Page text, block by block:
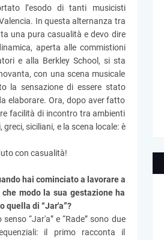
l’esodo di tanti musicisti
In questa alternanza tra
una pura casualità e devo dire
aperta alle commistioni
e alla Berkley School, si sta
con una scena musicale
la sensazione di essere stato
elaborare. Ora, dopo aver fatto
facilità di incontro tra ambienti
siciliani, e la scena locale: è
con casualità!
hai cominciato a lavorare a
che modo la sua gestazione ha
quella di “Jar'a”?
“Jar'a” e “Rade” sono due
il primo racconta il